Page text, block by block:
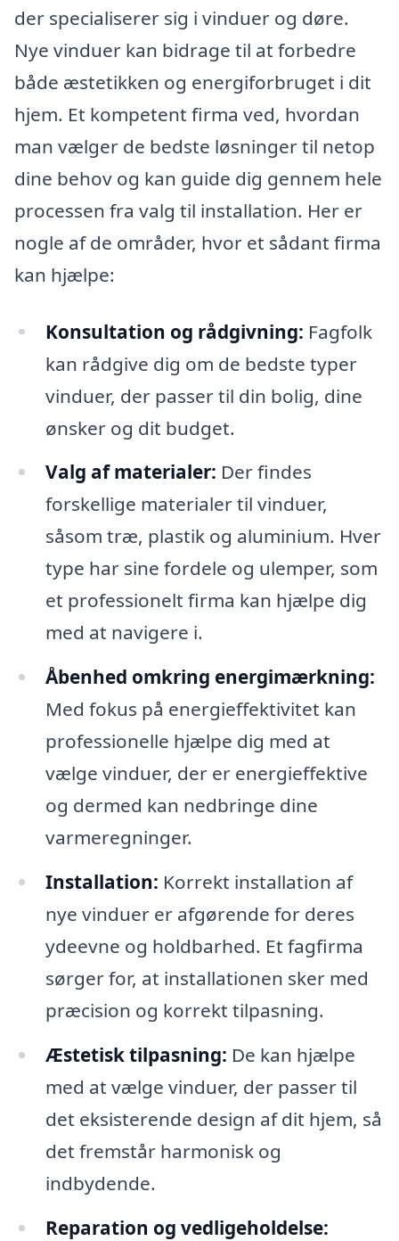
der specialiserer sig i vinduer og døre.
Nye vinduer kan bidrage til at forbedre
både æstetikken og energiforbruget i dit
hjem. Et kompetent firma ved, hvordan
man vælger de bedste løsninger til netop
dine behov og kan guide dig gennem hele
processen fra valg til installation. Her er
nogle af de områder, hvor et sådant firma
kan hjælpe:
Konsultation og rådgivning: Fagfolk
kan rådgive dig om de bedste typer
vinduer, der passer til din bolig, dine
ønsker og dit budget.
Valg af materialer: Der findes
forskellige materialer til vinduer,
såsom træ, plastik og aluminium. Hver
type har sine fordele og ulemper, som
et professionelt firma kan hjælpe dig
med at navigere i.
Åbenhed omkring energimærkning:
Med fokus på energieffektivitet kan
professionelle hjælpe dig med at
vælge vinduer, der er energieffektive
og dermed kan nedbringe dine
varmeregninger.
Installation: Korrekt installation af
nye vinduer er afgørende for deres
ydeevne og holdbarhed. Et fagfirma
sørger for, at installationen sker med
præcision og korrekt tilpasning.
Æstetisk tilpasning: De kan hjælpe
med at vælge vinduer, der passer til
det eksisterende design af dit hjem, så
det fremstår harmonisk og
indbydende.
Reparation og vedligeholdelse: